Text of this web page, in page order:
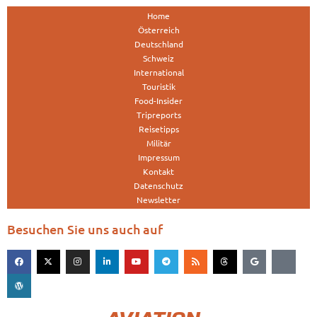
Home
Österreich
Deutschland
Schweiz
International
Touristik
Food-Insider
Tripreports
Reisetipps
Militär
Impressum
Kontakt
Datenschutz
Newsletter
Besuchen Sie uns auch auf